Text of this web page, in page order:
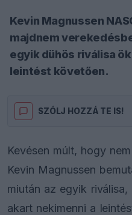
Kevin Magnussen
majdnem
egyik dühös riválisa
leintést követően.
SZÓLJ HOZZÁ TE IS!
Kevésen múlt, hogy
Kevin Magnussen
miután az egyik
akart nekimenni a